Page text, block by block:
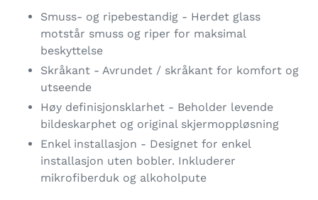
Smuss- og ripebestandig - Herdet glass
motstår smuss og riper for maksimal
beskyttelse
Skråkant - Avrundet / skråkant for komfort og
utseende
Høy definisjonsklarhet - Beholder levende
bildeskarphet og original skjermoppløsning
Enkel installasjon - Designet for enkel
installasjon uten bobler. Inkluderer
mikrofiberduk og alkoholpute